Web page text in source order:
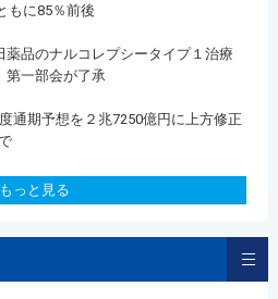
もに85％前後
品のナルコレプシータイプ１治療
一部会が了承
通期予想を２兆7250億円に上方修正
もっと見る